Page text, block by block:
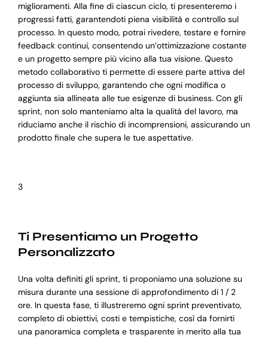
miglioramenti. Alla fine di ciascun ciclo, ti presenteremo i
progressi fatti, garantendoti piena visibilità e controllo sul
processo. In questo modo, potrai rivedere, testare e fornire
feedback continui, consentendo un’ottimizzazione costante
e un progetto sempre più vicino alla tua visione. Questo
metodo collaborativo ti permette di essere parte attiva del
processo di sviluppo, garantendo che ogni modifica o
aggiunta sia allineata alle tue esigenze di business. Con gli
sprint, non solo manteniamo alta la qualità del lavoro, ma
riduciamo anche il rischio di incomprensioni, assicurando un
prodotto finale che supera le tue aspettative.
3
Ti Presentiamo un Progetto
Personalizzato
Una volta definiti gli sprint, ti proponiamo una soluzione su
misura durante una sessione di approfondimento di 1 / 2
ore. In questa fase, ti illustreremo ogni sprint preventivato,
completo di obiettivi, costi e tempistiche, così da fornirti
una panoramica completa e trasparente in merito alla tua